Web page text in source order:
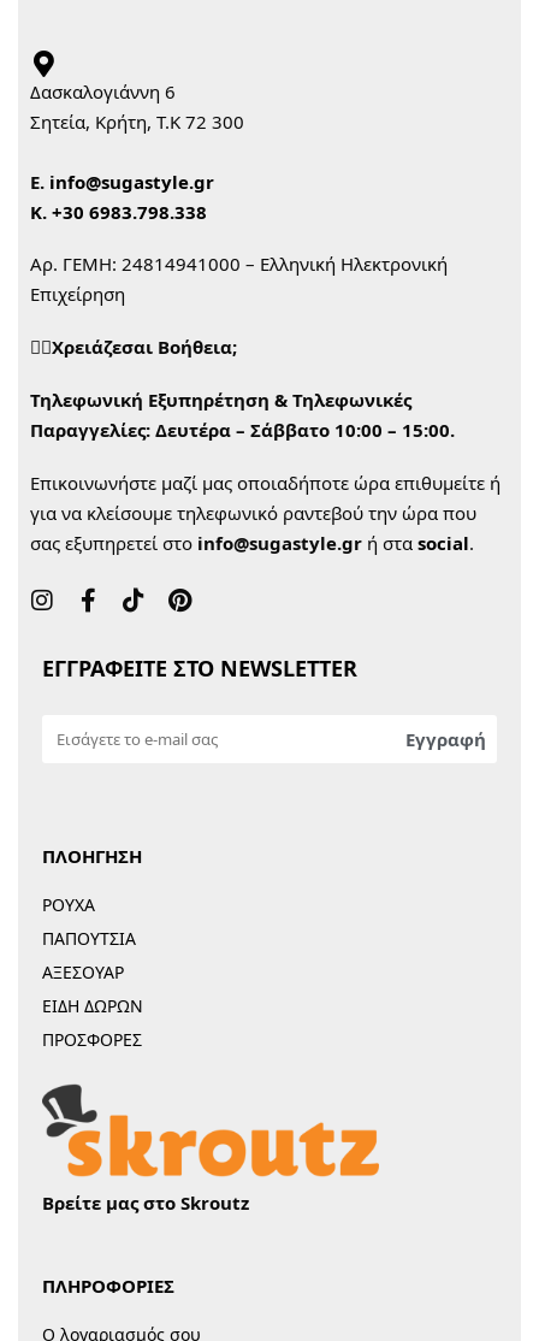
Δασκαλογιάννη 6
Σητεία, Κρήτη, Τ.Κ 72 300
Ε. info@sugastyle.gr
Κ. +30 6983.798.338
Αρ. ΓΕΜΗ: 24814941000 – Ελληνική Ηλεκτρονική
Επιχείρηση
🙋‍♀️Χρειάζεσαι Βοήθεια;
Τηλεφωνική Εξυπηρέτηση & Τηλεφωνικές
Παραγγελίες: Δευτέρα – Σάββατο 10:00 – 15:00.
Επικοινωνήστε μαζί μας οποιαδήποτε ώρα επιθυμείτε ή
για να κλείσουμε τηλεφωνικό ραντεβού την ώρα που
σας εξυπηρετεί στο info@sugastyle.gr ή στα social.
ΕΓΓΡΑΦΕΙΤΕ ΣΤΟ NEWSLETTER
ΠΛΟΗΓΗΣΗ
ΡΟΥΧΑ
ΠΑΠΟΥΤΣΙΑ
ΑΞΕΣΟΥΑΡ
ΕΙΔΗ ΔΩΡΩΝ
ΠΡΟΣΦΟΡΕΣ
Βρείτε μας στο Skroutz
ΠΛΗΡΟΦΟΡΙΕΣ
Ο λογαριασμός σου